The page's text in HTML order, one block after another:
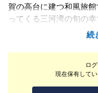
ロ
現在保有して
賀の高台に建つ和風旅
ってくる三河湾の旬の
冬の味覚の王様「ふぐ続